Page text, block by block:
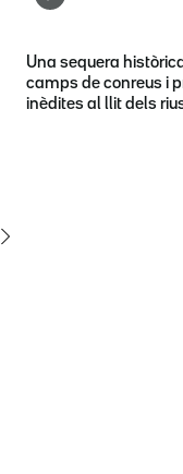
Una sequera
camps de conreus i
inèdites al llit dels